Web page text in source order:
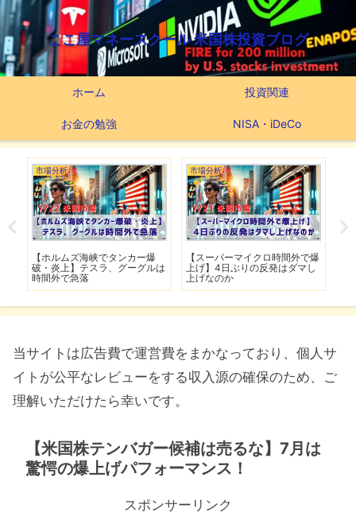
ここ屋マネースクール 米国株投資ブログ
ホーム 投資関連
お金の勉強 NISA・iDeCo
市場分析
【ホルムズ海峡でタンカー爆
破・炎上】テスラ、グーグルは
時間外で急落
市場分析
【スーパーマイクロ時間外で爆
上げ】4日ぶりの反発はダマし
上げなのか
当サイトは広告費で運営費をまかなっており、個人サ
イトが公平なレビューをする収入源の確保のため、ご
理解いただけたら幸いです。
【米国株テンバガー候補は売るな】7月は
驚愕の爆上げパフォーマンス！
スポンサーリンク